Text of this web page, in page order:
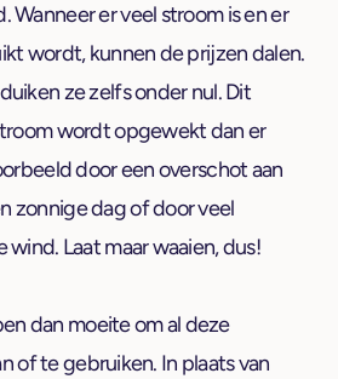
Wanneer er veel stroom is en er
wordt, kunnen de prijzen dalen.
ze zelfs onder nul. Dit
wordt opgewekt dan er
door een overschot aan
zonnige dag of door veel
Laat maar waaien, dus!
dan moeite om al deze
of te gebruiken. In plaats van